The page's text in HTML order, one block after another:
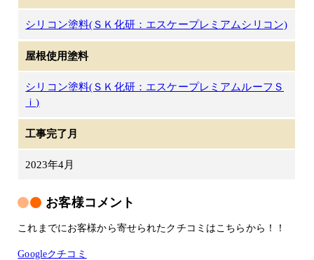
シリコン塗料(ＳＫ化研：エスケープレミアムシリコン)
屋根使用塗料
シリコン塗料(ＳＫ化研：エスケープレミアムルーフＳ
ｉ)
工事完了月
2023年4月
お客様コメント
これまでにお客様から寄せられたクチコミはこちらから！！
Googleクチコミ